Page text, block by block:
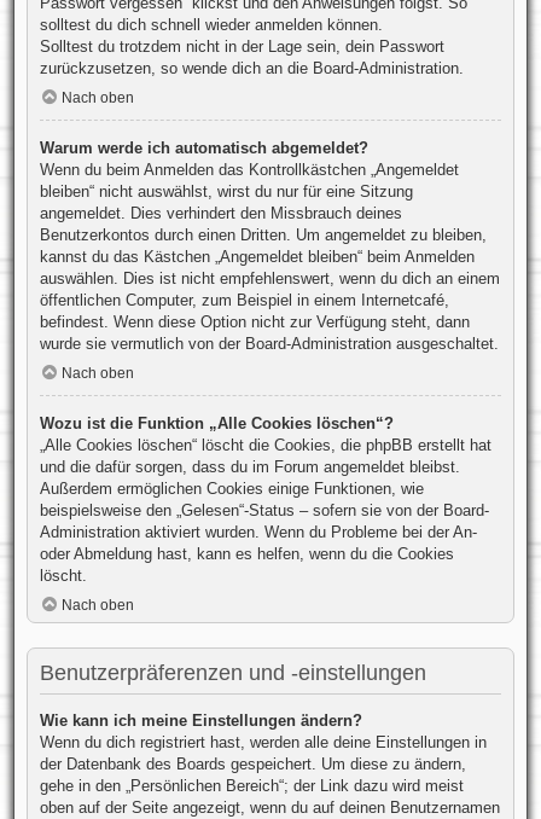
solltest du dich schnell wieder anmelden können.
Solltest du trotzdem nicht in der Lage sein, dein Passwort
zurückzusetzen, so wende dich an die Board-Administration.
Nach oben
Warum werde ich automatisch abgemeldet?
Wenn du beim Anmelden das Kontrollkästchen „Angemeldet
bleiben“ nicht auswählst, wirst du nur für eine Sitzung
angemeldet. Dies verhindert den Missbrauch deines
Benutzerkontos durch einen Dritten. Um angemeldet zu bleiben,
kannst du das Kästchen „Angemeldet bleiben“ beim Anmelden
auswählen. Dies ist nicht empfehlenswert, wenn du dich an einem
öffentlichen Computer, zum Beispiel in einem Internetcafé,
befindest. Wenn diese Option nicht zur Verfügung steht, dann
wurde sie vermutlich von der Board-Administration ausgeschaltet.
Nach oben
Wozu ist die Funktion „Alle Cookies löschen“?
„Alle Cookies löschen“ löscht die Cookies, die phpBB erstellt hat
und die dafür sorgen, dass du im Forum angemeldet bleibst.
Außerdem ermöglichen Cookies einige Funktionen, wie
beispielsweise den „Gelesen“-Status – sofern sie von der Board-
Administration aktiviert wurden. Wenn du Probleme bei der An-
oder Abmeldung hast, kann es helfen, wenn du die Cookies
löscht.
Nach oben
Benutzerpräferenzen und -einstellungen
Wie kann ich meine Einstellungen ändern?
Wenn du dich registriert hast, werden alle deine Einstellungen in
der Datenbank des Boards gespeichert. Um diese zu ändern,
gehe in den „Persönlichen Bereich“; der Link dazu wird meist
oben auf der Seite angezeigt, wenn du auf deinen Benutzernamen